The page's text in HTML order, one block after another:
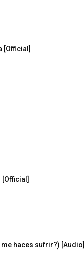
[Official]
[Official]
me haces sufrir?) [Audio]